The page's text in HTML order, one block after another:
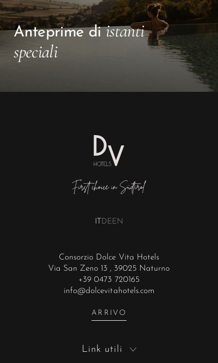
Anteprime di istanti
speciali
Consorzio Dolce Vita Hotels
Via San Zeno 13 , 39025 Naturno
+39 0473 720165
info@dolcevitahotels.com
ARRIVO
DEEN
Link utili